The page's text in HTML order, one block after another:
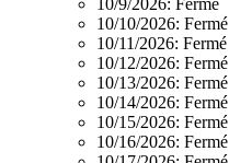
10/9/2026: Fermé
10/10/2026: Fermé
10/11/2026: Fermé
10/12/2026: Fermé
10/13/2026: Fermé
10/14/2026: Fermé
10/15/2026: Fermé
10/16/2026: Fermé